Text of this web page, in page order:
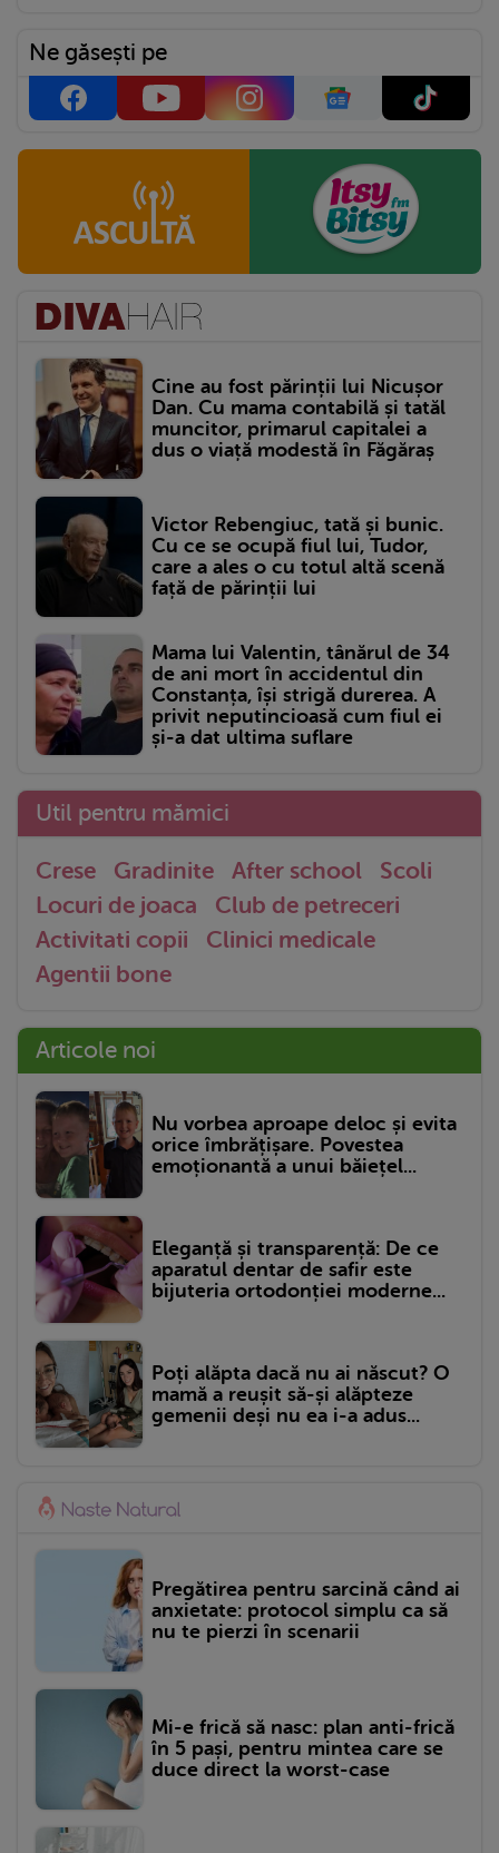
Ne găsești pe
Cine au fost părinții lui Nicușor
Dan. Cu mama contabilă și tatăl
muncitor, primarul capitalei a
dus o viață modestă în Făgăraș
Victor Rebengiuc, tată și bunic.
Cu ce se ocupă fiul lui, Tudor,
care a ales o cu totul altă scenă
față de părinții lui
Mama lui Valentin, tânărul de 34
de ani mort în accidentul din
Constanța, își strigă durerea. A
privit neputincioasă cum fiul ei
și-a dat ultima suflare
Util pentru mămici
Crese Gradinite After school
Scoli
Locuri de joaca
Club de petreceri
Activitati copii
Clinici medicale
Agentii bone
Articole noi
Nu vorbea aproape deloc și evita
orice îmbrățișare. Povestea
emoționantă a unui băiețel...
Eleganță și transparență: De ce
aparatul dentar de safir este
bijuteria ortodonției moderne...
Poți alăpta dacă nu ai născut? O
mamă a reușit să-și alăpteze
gemenii deși nu ea i-a adus...
Pregătirea pentru sarcină când ai
anxietate: protocol simplu ca să
nu te pierzi în scenarii
Mi-e frică să nasc: plan anti-frică
în 5 pași, pentru mintea care se
duce direct la worst-case